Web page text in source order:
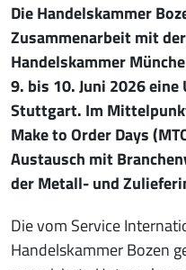
Die Handelskammer
Zusammenarbeit mit
Handelskammer
9. bis 10. Juni 2026
Stuttgart. Im
Make to Order Days
Austausch mit
der Metall- und
Die vom Service
Handelskammer Bozen